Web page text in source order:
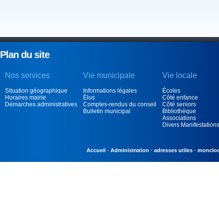
Plan du site
Nos services
Situation géographique
Horaires mairie
Démarches administratives
Vie municipale
Informations légales
Élus
Comptes-rendus du conseil
Bulletin municipal
Vie locale
Écoles
Côté enfance
Côté seniors
Bibliothèque
Associations
Divers Manifestations
Accueil Administration adresses utiles